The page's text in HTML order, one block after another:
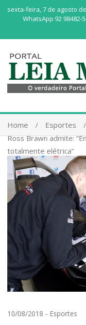
sexta-feira, 7 de agosto
WhatsApp 92 98482-
Home
Esportes
Ross Brawn admite:
totalmente elétrica”
10/08/2018 - Esportes